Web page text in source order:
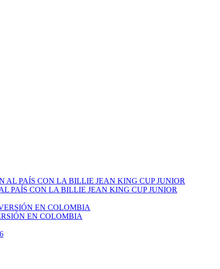
PAÍS CON LA BILLIE JEAN KING CUP JUNIOR
EN COLOMBIA